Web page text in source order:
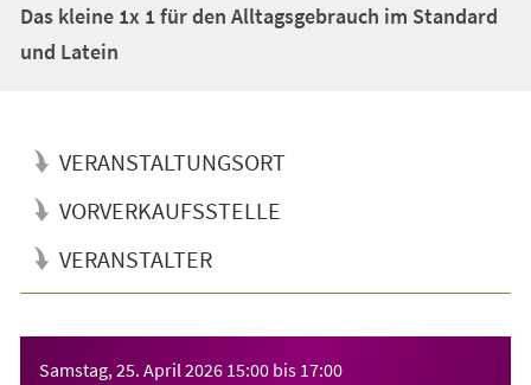
Das kleine 1x 1 für den Alltagsgebrauch im Standard
und Latein
VERANSTALTUNGSORT
VORVERKAUFSSTELLE
VERANSTALTER
Samstag, 25. April 2026 15:00 bis 17:00